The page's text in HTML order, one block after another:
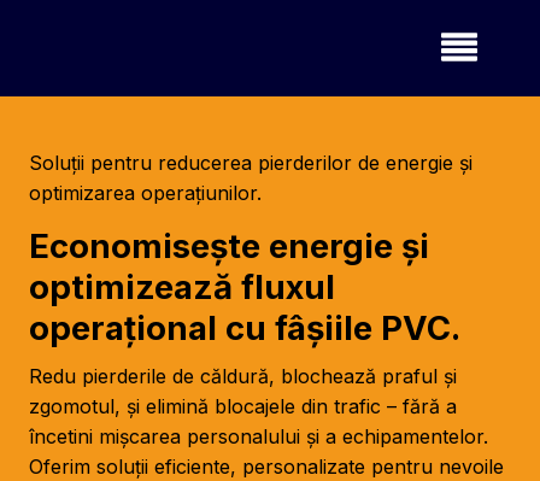
Soluții pentru reducerea pierderilor de energie și
optimizarea operațiunilor.
Economisește energie și
optimizează fluxul
operațional cu fâșiile PVC.
Redu pierderile de căldură, blochează praful și
zgomotul, și elimină blocajele din trafic – fără a
încetini mișcarea personalului și a echipamentelor.
Oferim soluții eficiente, personalizate pentru nevoile